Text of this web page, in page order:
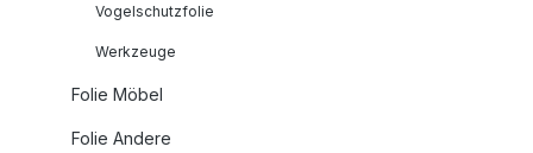
Vogelschutzfolie
Werkzeuge
Folie Möbel
Folie Andere